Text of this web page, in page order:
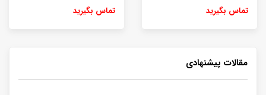
تماس بگیرید تماس بگیرید
مقالات پیشنهادی